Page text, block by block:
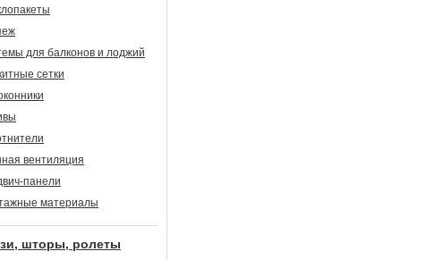
для балконов и лоджий
сетки
вентиляция
панели
материалы
шторы, ролеты